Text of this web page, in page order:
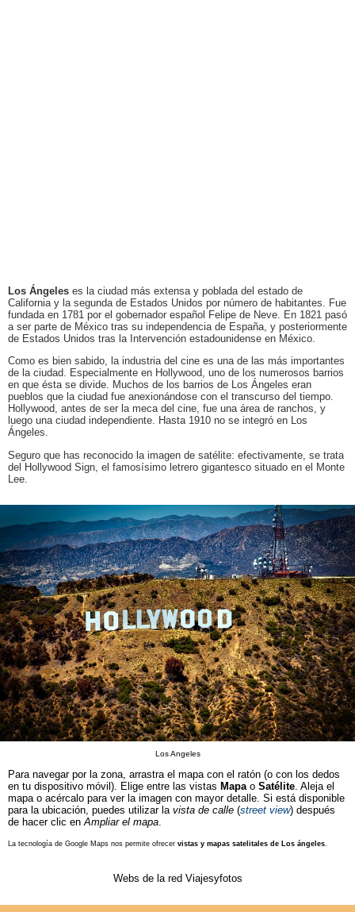
Los Ángeles es la ciudad más extensa y poblada del estado de
California y la segunda de Estados Unidos por número de habitantes. Fue
fundada en 1781 por el gobernador español Felipe de Neve. En 1821 pasó
a ser parte de México tras su independencia de España, y posteriormente
de Estados Unidos tras la Intervención estadounidense en México.
Como es bien sabido, la industria del cine es una de las más importantes
de la ciudad. Especialmente en Hollywood, uno de los numerosos barrios
en que ésta se divide. Muchos de los barrios de Los Ángeles eran
pueblos que la ciudad fue anexionándose con el transcurso del tiempo.
Hollywood, antes de ser la meca del cine, fue una área de ranchos, y
luego una ciudad independiente. Hasta 1910 no se integró en Los
Ángeles.
Seguro que has reconocido la imagen de satélite: efectivamente, se trata
del Hollywood Sign, el famosísimo letrero gigantesco situado en el Monte
Lee.
Los Angeles
Para navegar por la zona, arrastra el mapa con el ratón (o con los dedos
en tu dispositivo móvil). Elige entre las vistas Mapao Satélite. Aleja el
mapa o acércalo para ver la imagen con mayor detalle. Si está disponible
para la ubicación, puedes utilizar la vista de calle (street view) después
de hacer clic enAmpliar el mapa.
La tecnología de Google Maps nos permite ofrecer vistas y mapas satelitales de Los ángeles.
Webs de la red Viajesyfotos